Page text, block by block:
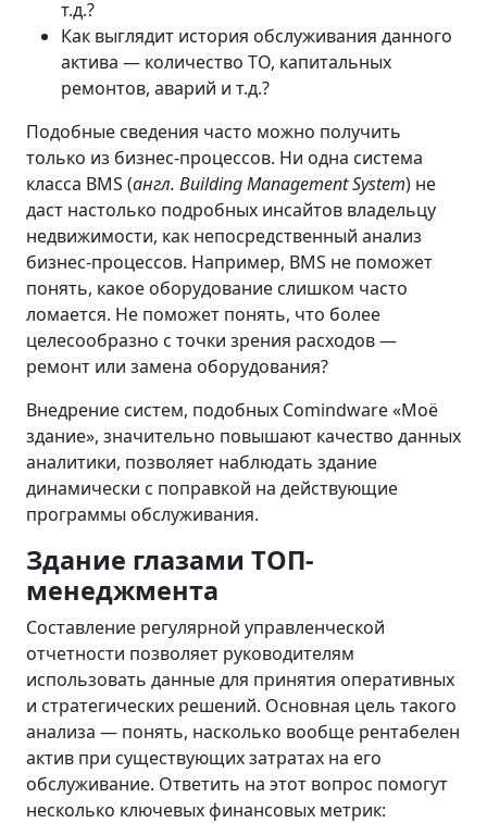
т.д.?
Как выглядит история обслуживания данного
актива — количество ТО, капитальных
ремонтов, аварий и т.д.?
Подобные сведения часто можно получить
только из бизнес-процессов. Ни одна система
класса BMS (англ. Building Management System) не
даст настолько подробных инсайтов владельцу
недвижимости, как непосредственный анализ
бизнес-процессов. Например, BMS не поможет
понять, какое оборудование слишком часто
ломается. Не поможет понять, что более
целесообразно с точки зрения расходов —
ремонт или замена оборудования?
Внедрение систем, подобных Comindware «Моё
здание», значительно повышают качество данных
аналитики, позволяет наблюдать здание
динамически с поправкой на действующие
программы обслуживания.
Здание глазами ТОП-
менеджмента
Составление регулярной управленческой
отчетности позволяет руководителям
использовать данные для принятия оперативных
и стратегических решений. Основная цель такого
анализа — понять, насколько вообще рентабелен
актив при существующих затратах на его
обслуживание. Ответить на этот вопрос помогут
несколько ключевых финансовых метрик: